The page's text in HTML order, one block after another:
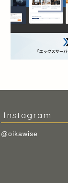
Instagram
@oikawise